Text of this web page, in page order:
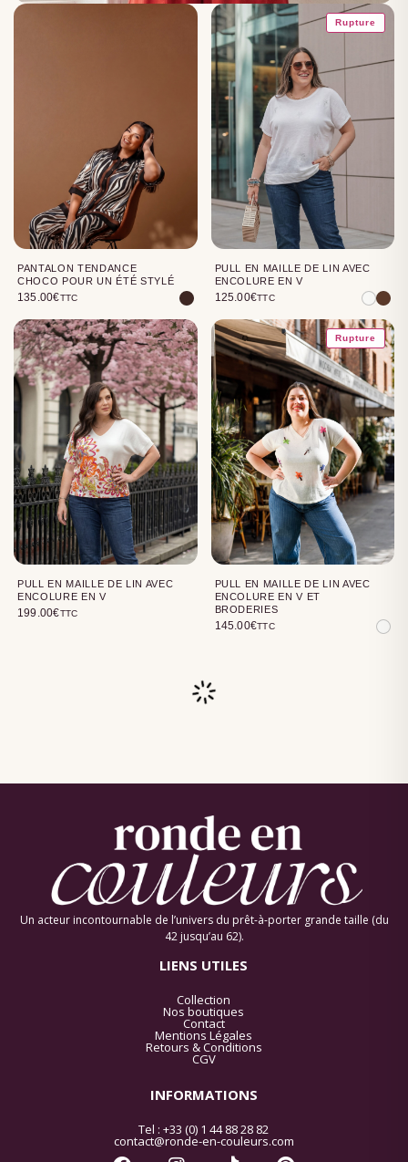
PANTALON TENDANCE
CHOCO POUR UN ÉTÉ STYLÉ
135.00€TTC
Rupture
PULL EN MAILLE DE LIN AVEC
ENCOLURE EN V
125.00€TTC
PULL EN MAILLE DE LIN AVEC
ENCOLURE EN V
199.00€TTC
Rupture
PULL EN MAILLE DE LIN AVEC
ENCOLURE EN V ET
BRODERIES
145.00€TTC
PULL EN MAILLE FINE À
179.00€TTC
ROBE CHIC ET FANTAISIE
179.00€ TTC
Rupture ★ BEST